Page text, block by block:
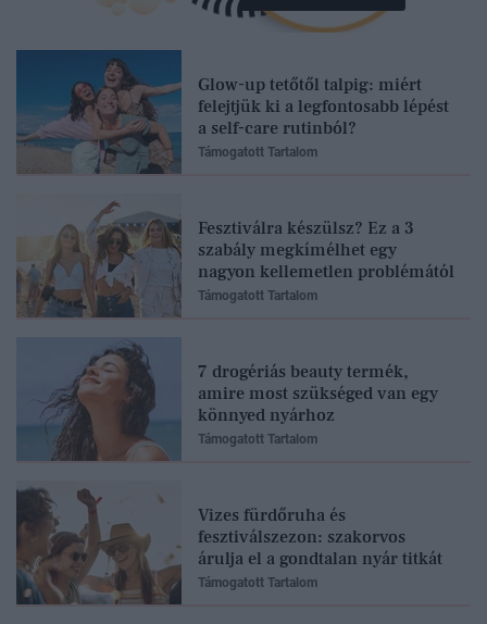
Glow-up tetőtől talpig: miért
felejtjük ki a legfontosabb lépést
a self-care rutinból?
Támogatott Tartalom
Fesztiválra készülsz? Ez a 3
szabály megkímélhet egy
nagyon kellemetlen problémától
Támogatott Tartalom
7 drogériás beauty termék,
amire most szükséged van egy
könnyed nyárhoz
Támogatott Tartalom
Vizes fürdőruha és
fesztiválszezon: szakorvos
árulja el a gondtalan nyár titkát
Támogatott Tartalom